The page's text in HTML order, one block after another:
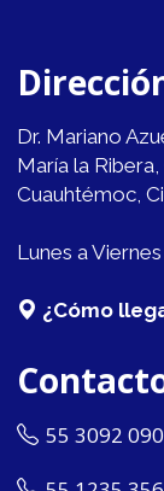
Dr. Mariano
María la Ribera,
Cuauhtémoc,
Lunes a
¿Cómo
55 3092